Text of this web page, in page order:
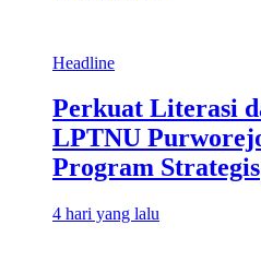
Headline
Perkuat Literasi
LPTNU
Program Strategis
4 hari yang lalu